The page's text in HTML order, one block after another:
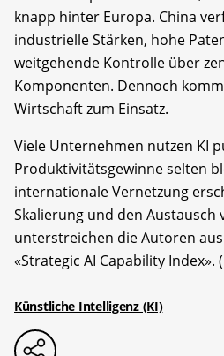
knapp hinter Europa. China
industrielle Stärken, hohe
weitgehende Kontrolle über
Komponenten. Dennoch
Wirtschaft zum Einsatz.
Viele Unternehmen nutzen KI
Produktivitätsgewinne selten
internationale Vernetzung
Skalierung und den Austausch
unterstreichen die Autoren
«Strategic AI Capability Index».
Künstliche Intelligenz (KI)